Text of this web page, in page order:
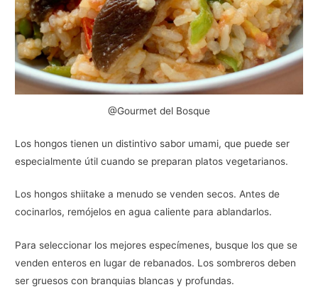
@Gourmet del Bosque
Los hongos tienen un distintivo sabor umami, que puede ser
especialmente útil cuando se preparan platos vegetarianos.
Los hongos shiitake a menudo se venden secos. Antes de
cocinarlos, remójelos en agua caliente para ablandarlos.
Para seleccionar los mejores especímenes, busque los que se
venden enteros en lugar de rebanados. Los sombreros deben
ser gruesos con branquias blancas y profundas.